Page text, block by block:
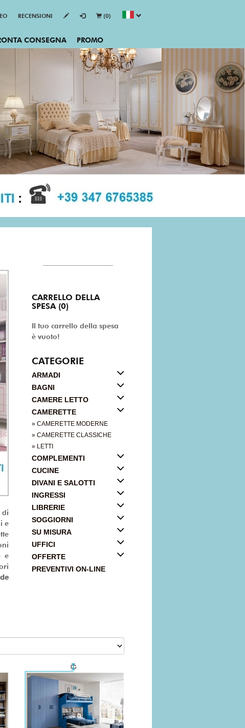
RECENSIONI (0)
CONSEGNA PROMO
di
e
e
CARRELLO DELLA
SPESA (0)
Il tuo carrello della spesa
è vuoto!
CATEGORIE
ARMADI
BAGNI
CAMERE LETTO
CAMERETTE
» CAMERETTE MODERNE
» CAMERETTE CLASSICHE
» LETTI
COMPLEMENTI
CUCINE
DIVANI E SALOTTI
INGRESSI
LIBRERIE
SOGGIORNI
SU MISURA
UFFICI
OFFERTE
PREVENTIVI ON-LINE